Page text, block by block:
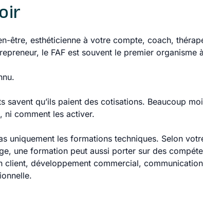
être, esthéticienne à votre compte, coach,
le FAF est souvent le premier organisme
savent qu’ils paient des cotisations. Beaucoup
ni comment les activer.
uniquement les formations techniques. Selon
une formation peut aussi porter sur des
client, développement commercial,